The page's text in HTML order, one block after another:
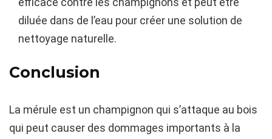
diluée dans de l’eau pour créer une solution de
nettoyage naturelle.
Conclusion
La mérule est un champignon qui s’attaque au bois
qui peut causer des dommages importants à la